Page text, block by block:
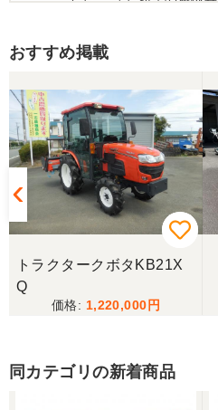
この度はお世話になり
よろしくお願いします。
三重県／ユウスケ
購入から引き取りまで
ございました。
当方の要望に対して、素
おすすめ掲載
トラクタークボタKB21X
Q
1,220,000
同カテゴリの新着商品